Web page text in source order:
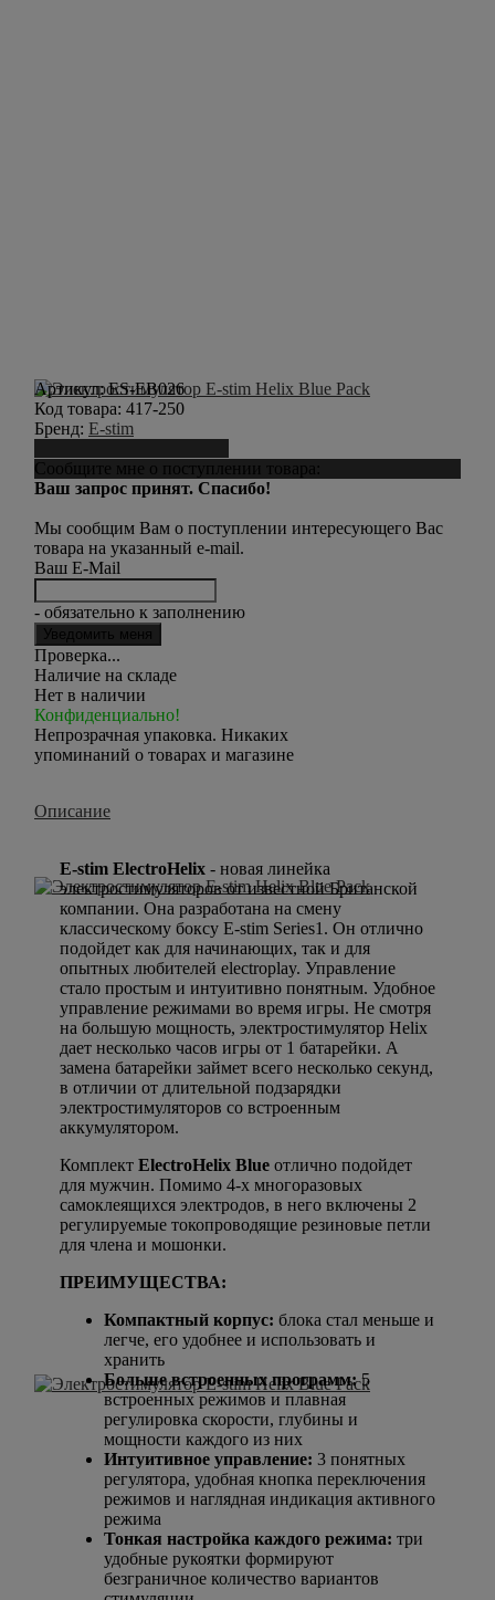
Артикул:ES-EB026
Код товара: 417-250
Бренд: E-stim
Сообщите мне о поступлении товара:
Ваш запрос принят. Спасибо!
Мы сообщим Вам о поступлении интересующего Вас
товара на указанный e-mail.
Ваш E-Mail
- обязательно к заполнению
Проверка...
Наличие на складе
Нет в наличии
Конфиденциально!
Непрозрачная упаковка. Никаких
упоминаний о товарах и магазине
Описание
E-stim ElectroHelix - новая линейка
электростимуляторов от известной Британской
компании. Она разработана на смену
классическому боксу E-stim Series1. Он отлично
подойдет как для начинающих, так и для
опытных любителей electroplay. Управление
стало простым и интуитивно понятным. Удобное
управление режимами во время игры. Не смотря
на большую мощность, электростимулятор Helix
дает несколько часов игры от 1 батарейки. А
замена батарейки займет всего несколько секунд,
в отличии от длительной подзарядки
электростимуляторов со встроенным
аккумулятором.
Комплект ElectroHelix Blue отлично подойдет
для мужчин. Помимо 4-х многоразовых
самоклеящихся электродов, в него включены 2
регулируемые токопроводящие резиновые петли
для члена и мошонки.
ПРЕИМУЩЕСТВА:
Компактный корпус: блока стал меньше и
легче, его удобнее и использовать и
хранить
Больше встроенных программ:5
встроенных режимов и плавная
регулировка скорости, глубины и
мощности каждого из них
Интуитивное управление: 3 понятных
регулятора, удобная кнопка переключения
режимов и наглядная индикация активного
режима
Тонкая настройка каждого режима: три
удобные рукоятки формируют
безграничное количество вариантов